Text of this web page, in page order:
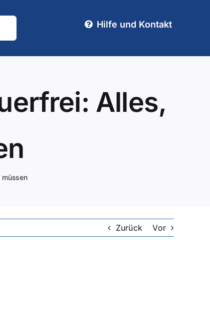
Hilfe und Kontakt
Alles,
Zurück Vor